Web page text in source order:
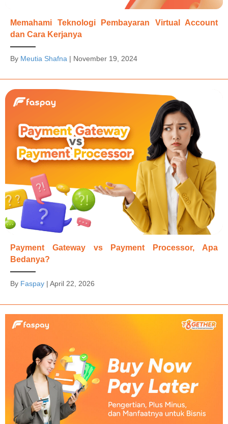
Memahami Teknologi Pembayaran Virtual Account
dan Cara Kerjanya
By Meutia Shafna | November 19, 2024
Payment Gateway vs Payment Processor, Apa
Bedanya?
By Faspay | April 22, 2026